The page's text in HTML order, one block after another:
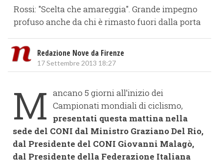
Rossi: "Scelta che amareggia". Grande impegno
profuso anche da chi è rimasto fuori dalla porta
Redazione Nove da Firenze
17 Settembre 2013 18:27
M ancano 5 giorni all’inizio dei
Campionati mondiali di ciclismo,
presentati questa mattina nella
sede del CONI dal Ministro Graziano Del Rio,
dal Presidente del CONI Giovanni Malagò,
dal Presidente della Federazione Italiana